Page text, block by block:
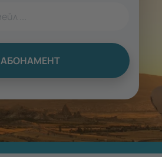
АБОНАМЕНТ